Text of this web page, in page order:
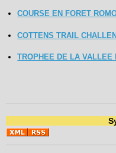
COURSE EN FORET
COTTENS TRAIL
TROPHEE DE LA VALLEE